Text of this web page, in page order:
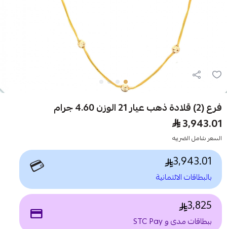
فرع (2) قلادة ذهب عيار 21 الوزن 4.60 جرام
3,943.01
السعر شامل الضريبه
3,943.01
بالبطاقات الائتمانية 💳
3,825
ببطاقات مدى و STC Pay payment